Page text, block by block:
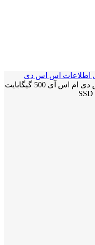
اطلاعات اس اس دی
اس اس دی ام اس آی 500 گیگابایت